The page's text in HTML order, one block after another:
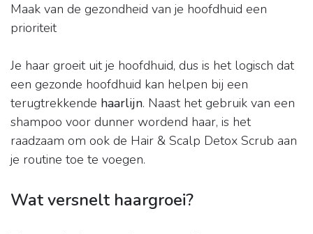
Maak van de gezondheid van je hoofdhuid een
prioriteit
Je haar groeit uit je hoofdhuid, dus is het logisch dat
een gezonde hoofdhuid kan helpen bij een
terugtrekkende haarlijn. Naast het gebruik van een
shampoo voor dunner wordend haar, is het
raadzaam om ook de Hair & Scalp Detox Scrub aan
je routine toe te voegen.
Wat versnelt haargroei?